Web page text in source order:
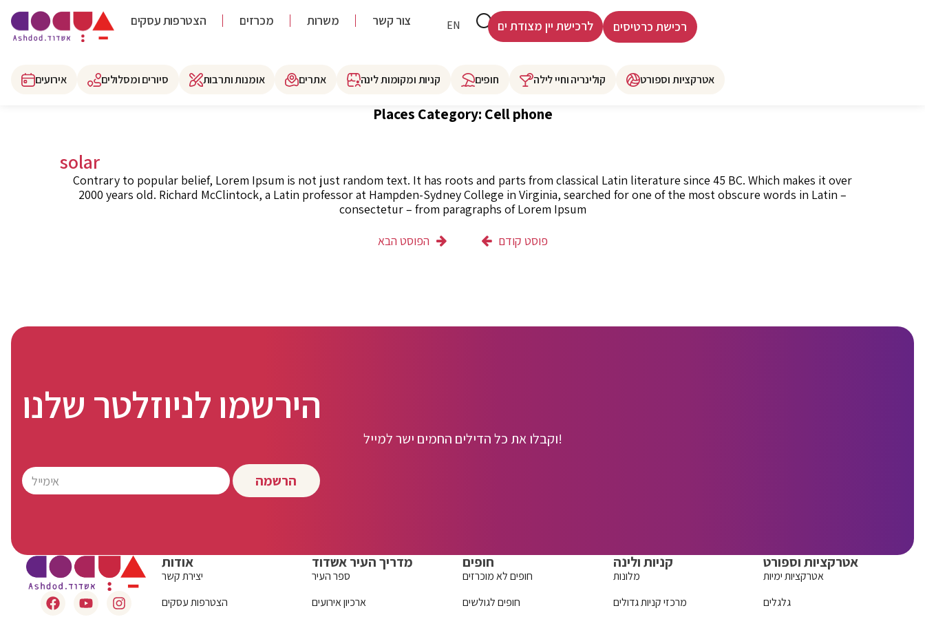
הצטרפות עסקים מכרזים משרות צור קשר EN
HE
לרכישת יין מצודת ים רכישת כרטיסים
אירועים סיורים ומסלולים אומנות ותרבות אתרים קניות ומקומות לינה חופים קולינריה וחיי לילה אטרקציות וספורט
Places Category: Cell phone
solar
Contrary to popular belief, Lorem Ipsum is not just random text. It has roots and parts from classical Latin literature since 45 BC. Which makes it over
2000 years old. Richard McClintock, a Latin professor at Hampden-Sydney College in Virginia, searched for one of the most obscure words in Latin –
consectetur – from paragraphs of Lorem Ipsum
פוסט קודם
הפוסט הבא
הירשמו לניוזלטר שלנו
וקבלו את כל הדילים החמים ישר למייל!
הרשמה
אודות
יצירת קשר
הצטרפות עסקים
מדריך העיר אשדוד
ספר העיר
ארכיון אירועים
חופים
חופים לא מוכרזים
חופים לגולשים
קניות ולינה
מלונות
מרכזי קניות גדולים
אטרקציות וספורט
אטרקציות ימיות
גלגלים